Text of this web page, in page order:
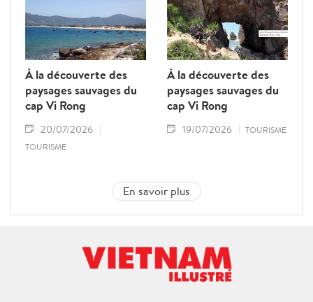
À la découverte des
paysages sauvages du
cap Vi Rong
20/07/2026
TOURISME
À la découverte des
paysages sauvages du
cap Vi Rong
19/07/2026 TOURISME
En savoir plus